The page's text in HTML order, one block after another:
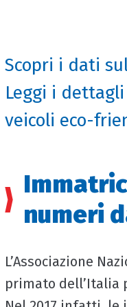
Scopri i dati
Leggi i
veicoli eco-
numeri
L’Associazione
primato dell’Italia